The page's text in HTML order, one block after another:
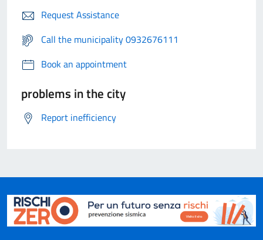
Request Assistance
Call the municipality 0932676111
Book an appointment
problems in the city
Report inefficiency